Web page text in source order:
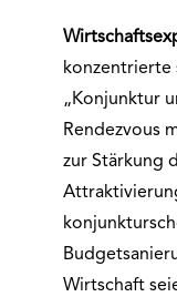
konzentrierte
„Konjunktur
Rendezvous
zur Stärkung
Wirtschaft